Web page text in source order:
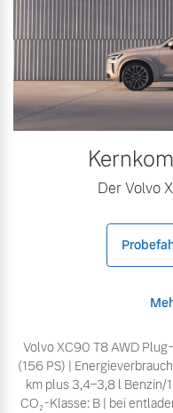
Der Volvo
Volvo XC90 T8 AWD
(156 PS) |
km plus 3,4–3,8 l Benzin/
CO₂-Klasse: B | bei